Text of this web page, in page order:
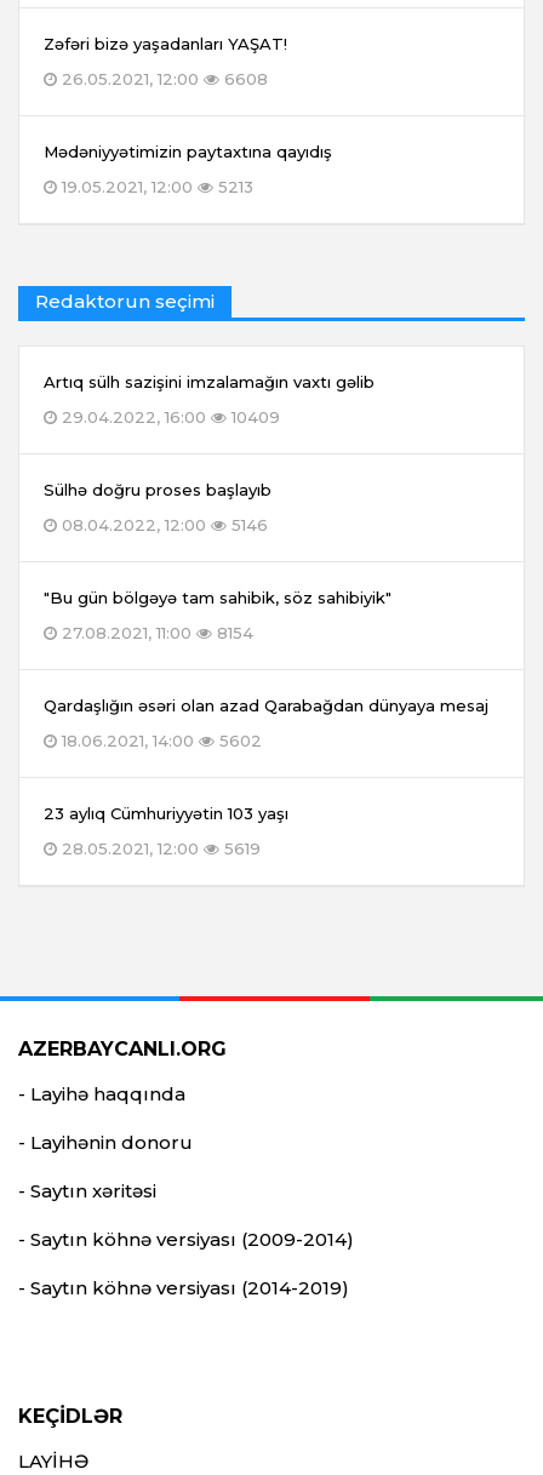
Zəfəri bizə yaşadanları YAŞAT!
26.05.2021, 12:00
6608
Mədəniyyətimizin paytaxtına qayıdış
19.05.2021, 12:00
5213
Redaktorun seçimi
Artıq sülh sazişini imzalamağın vaxtı gəlib
29.04.2022, 16:00
10409
Sülhə doğru proses başlayıb
08.04.2022, 12:00
5146
"Bu gün bölgəyə tam sahibik, söz sahibiyik"
27.08.2021, 11:00
8154
Qardaşlığın əsəri olan azad Qarabağdan dünyaya mesaj
18.06.2021, 14:00
5602
23 aylıq Cümhuriyyətin 103 yaşı
28.05.2021, 12:00
5619
AZERBAYCANLI.ORG
- Layihə haqqında
- Layihənin donoru
- Saytın xəritəsi
- Saytın köhnə versiyası (2009-2014)
- Saytın köhnə versiyası (2014-2019)
KEÇİDLƏR
LAYİHƏ